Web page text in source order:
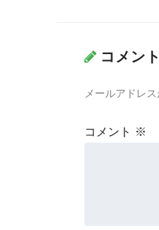
コメン
メールアドレ
コメント ※